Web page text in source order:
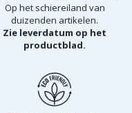
Op het schiereiland van
duizenden artikelen.
Zie leverdatum op het
productblad.